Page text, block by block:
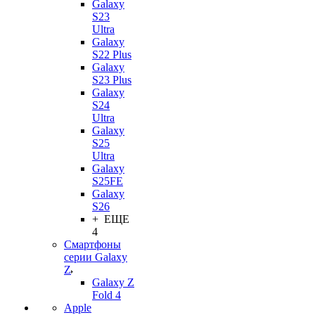
Galaxy
S23
Ultra
Galaxy
S22 Plus
Galaxy
S23 Plus
Galaxy
S24
Ultra
Galaxy
S25
Ultra
Galaxy
S25FE
Galaxy
S26
+ ЕЩЕ
4
Смартфоны
серии Galaxy
Z
Galaxy Z
Fold 4
Apple